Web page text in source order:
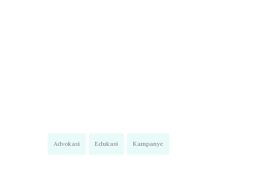
Advokasi Edukasi Kampanye